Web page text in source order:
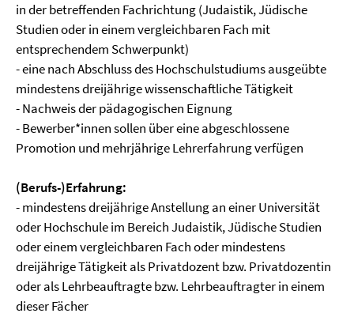
in der betreffenden Fachrichtung (Judaistik, Jüdische
Studien oder in einem vergleichbaren Fach mit
entsprechendem Schwerpunkt)
- eine nach Abschluss des Hochschulstudiums ausgeübte
mindestens dreijährige wissenschaftliche Tätigkeit
- Nachweis der pädagogischen Eignung
- Bewerber*innen sollen über eine abgeschlossene
Promotion und mehrjährige Lehrerfahrung verfügen
(Berufs-)Erfahrung:
- mindestens dreijährige Anstellung an einer Universität
oder Hochschule im Bereich Judaistik, Jüdische Studien
oder einem vergleichbaren Fach oder mindestens
dreijährige Tätigkeit als Privatdozent bzw. Privatdozentin
oder als Lehrbeauftragte bzw. Lehrbeauftragter in einem
dieser Fächer